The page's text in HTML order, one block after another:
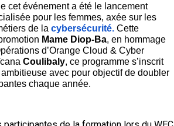
cet événement a été le lancement
pour les femmes, axée sur les
de la cybersécurité. Cette
Mame Diop-Ba, en hommage
d’Orange Cloud & Cyber
Coulibaly, ce programme s’inscrit
avec pour objectif de doubler
chaque année.